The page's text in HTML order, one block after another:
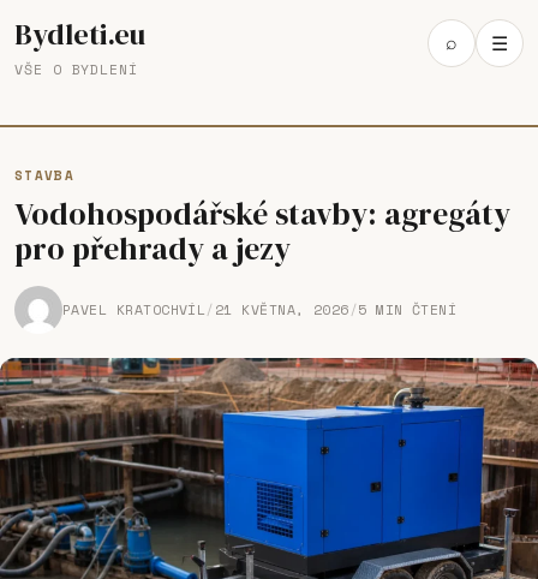
Bydleti.eu
VŠE O BYDLENÍ
Open
search
⌕ ☰
STAVBA
Vodohospodářské stavby: agregáty
pro přehrady a jezy
PAVEL KRATOCHVÍL/ 21 KVĚTNA, 2026/5 MIN ČTENÍ